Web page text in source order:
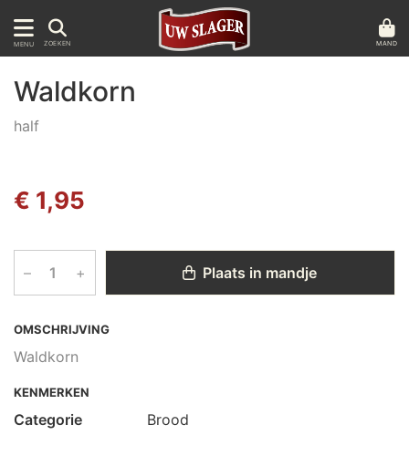
MENU ZOEKEN MAND
OMSCHRIJVING
Waldkorn
Waldkorn
half
€ 1,95
– + Plaats in mandje
KENMERKEN
Categorie Brood